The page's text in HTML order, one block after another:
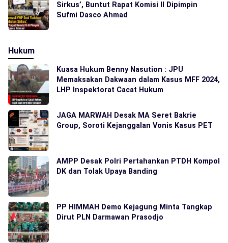
Sirkus’, Buntut Rapat Komisi II Dipimpin
Sufmi Dasco Ahmad
Hukum
Kuasa Hukum Benny Nasution : JPU
Memaksakan Dakwaan dalam Kasus MFF 2024,
LHP Inspektorat Cacat Hukum
JAGA MARWAH Desak MA Seret Bakrie
Group, Soroti Kejanggalan Vonis Kasus PET
AMPP Desak Polri Pertahankan PTDH Kompol
DK dan Tolak Upaya Banding
PP HIMMAH Demo Kejagung Minta Tangkap
Dirut PLN Darmawan Prasodjo